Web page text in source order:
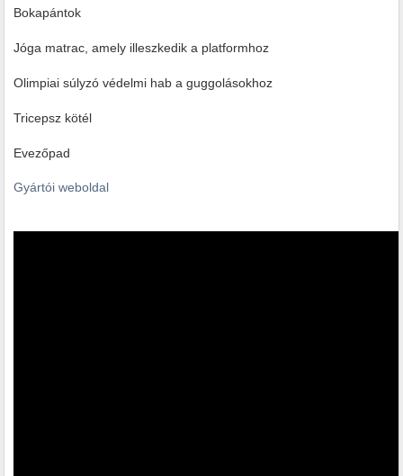
Bokapántok
Jóga matrac, amely illeszkedik a platformhoz
Olimpiai súlyzó védelmi hab a guggolásokhoz
Tricepsz kötél
Evezőpad
Gyártói weboldal